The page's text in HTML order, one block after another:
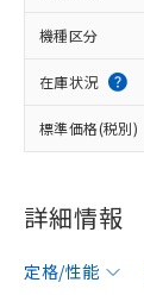
機種区分
在庫状況
標準価格(税別)
詳細情報
定格/性能